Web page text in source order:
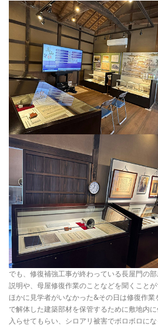
でも、修復補強工事が終わっている長屋門の
説明や、母屋修復作業のことなどを聞くこと
ほかに見学者がいなかった&その日は修復作
で解体した建築部材を保管するために敷地内
入らせてもらい、シロアリ被害でボロボロに